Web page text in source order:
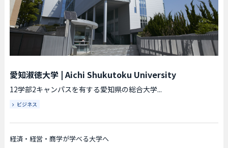
愛知淑徳大学|Aichi Shukutoku University
12学部2キャンパスを有する愛知県の総合大学...
ビジネス
経済・経営・商学が学べる大学へ